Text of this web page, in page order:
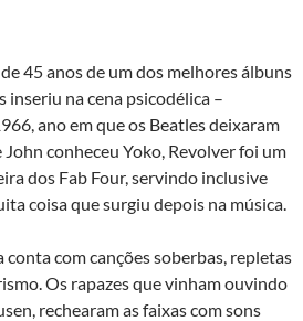
45 anos de um dos melhores álbuns
inseriu na cena psicodélica –
ano em que os Beatles deixaram
conheceu Yoko, Revolver foi um
dos Fab Four, servindo inclusive
coisa que surgiu depois na música.
com canções soberbas, repletas
Os rapazes que vinham ouvindo
rechearam as faixas com sons